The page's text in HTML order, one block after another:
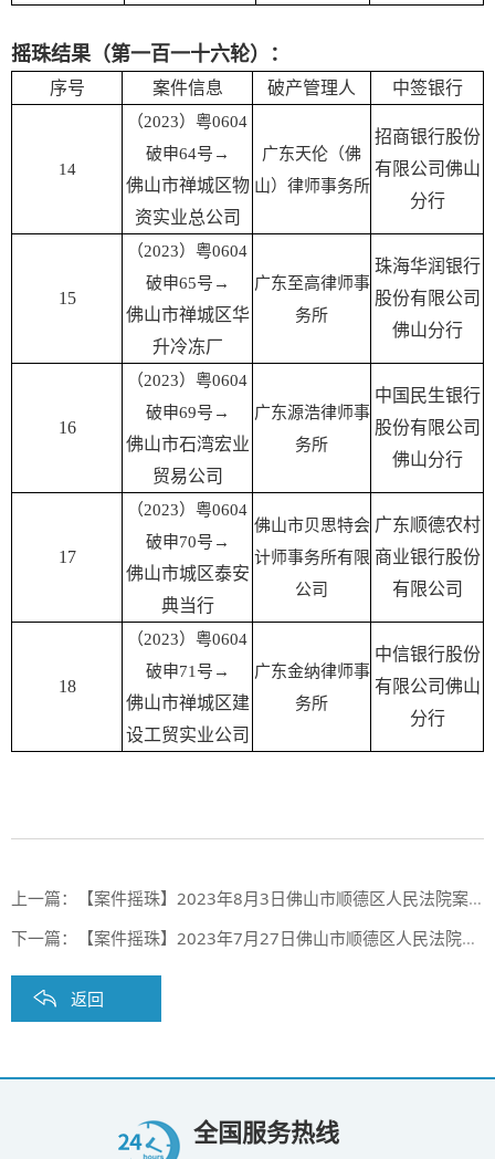
摇珠结果（第一百一十六轮）：
序号 案件信息 破产管理人 中签银行
14
（2023）粤0604
破申64号→
佛山市禅城区物
资实业总公司
广东天伦（佛
山）律师事务所
招商银行股份
有限公司佛山
分行
15
（2023）粤0604
破申65号→
佛山市禅城区华
升冷冻厂
广东至高律师事
务所
珠海华润银行
股份有限公司
佛山分行
16
（2023）粤0604
破申69号→
佛山市石湾宏业
贸易公司
广东源浩律师事
务所
中国民生银行
股份有限公司
佛山分行
17
（2023）粤0604
破申70号→
佛山市城区泰安
典当行
佛山市贝思特会
计师事务所有限
公司
广东顺德农村
商业银行股份
有限公司
18
（2023）粤0604
破申71号→
佛山市禅城区建
设工贸实业公司
广东金纳律师事
务所
中信银行股份
有限公司佛山
分行
上一篇：
【案件摇珠】2023年8月3日佛山市顺德区人民法院案件摇珠结果
下一篇：
【案件摇珠】2023年7月27日佛山市顺德区人民法院、佛山市禅城区人民法院案件摇珠结果
返回
全国服务热线